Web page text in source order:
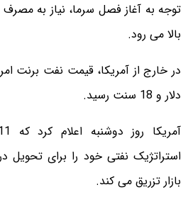
توجه به آغاز فصل سرما، نیاز به
بالا می رود.
دلار و 18 سنت رسید.
بازار تزریق می کند.